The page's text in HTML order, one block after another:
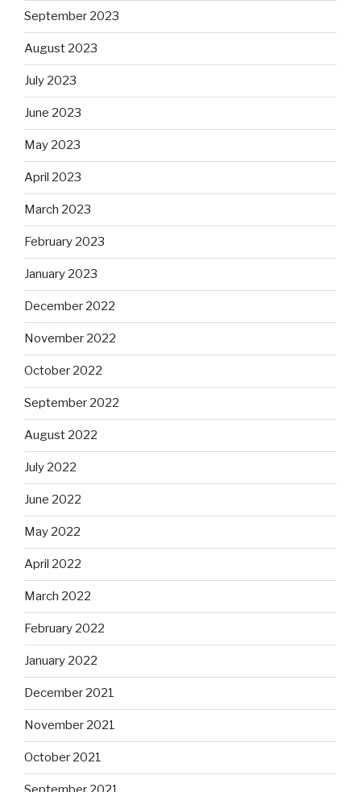
September 2023
August 2023
July 2023
June 2023
May 2023
April 2023
March 2023
February 2023
January 2023
December 2022
November 2022
October 2022
September 2022
August 2022
July 2022
June 2022
May 2022
April 2022
March 2022
February 2022
January 2022
December 2021
November 2021
October 2021